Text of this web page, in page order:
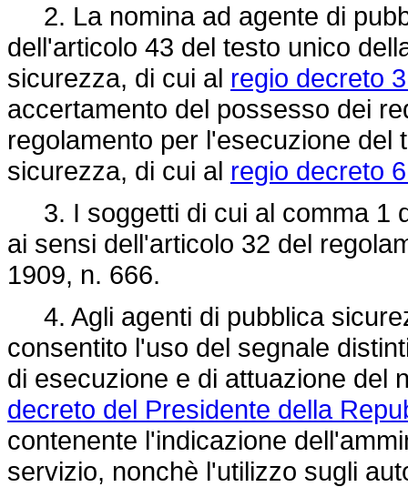
2. La nomina ad agente di
dell'articolo 43 del testo unico
sicurezza, di cui al regio decreto
accertamento del possesso dei
regolamento per l'esecuzione del
sicurezza, di cui al regio decreto
3. I soggetti di cui al comma 1
ai sensi dell'articolo 32 del
1909, n. 666.
4. Agli agenti di pubblica
consentito l'uso del segnale
di esecuzione e di attuazione del
decreto del Presidente della
contenente l'indicazione
servizio, nonchè l'utilizzo sugli